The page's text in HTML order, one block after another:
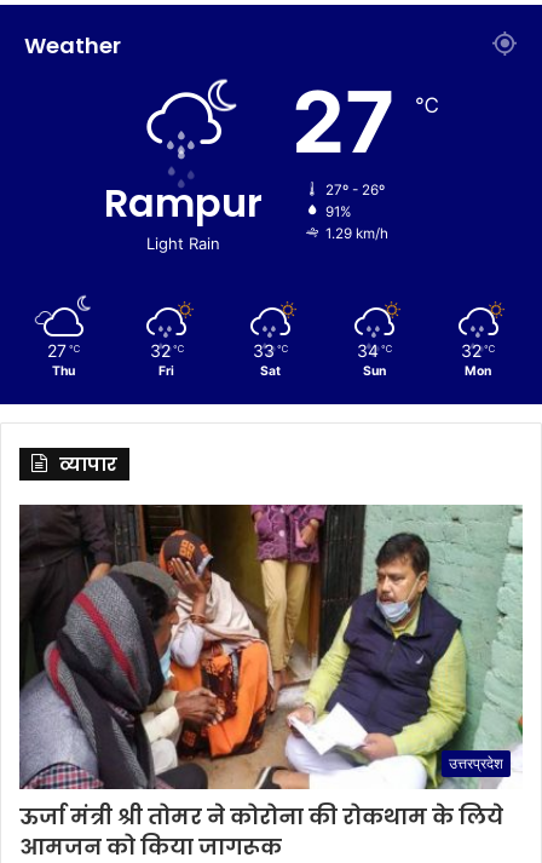
Weather
Rampur
Light Rain
27 ℃
27º - 26º
91%
1.29 km/h
27 ℃
Thu
32 ℃
Fri
33 ℃
Sat
34 ℃
Sun
32 ℃
Mon
व्यापार
उत्तरप्रदेश
ऊर्जा मंत्री श्री तोमर ने कोरोना की रोकथाम के लिये
आमजन को किया जागरूक